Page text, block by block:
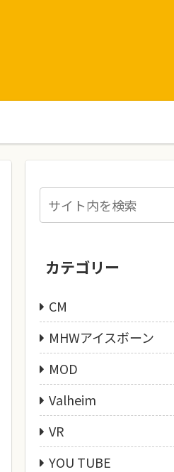
カテゴリー
CM
MHWアイスボーン
MOD
Valheim
VR
YOU TUBE